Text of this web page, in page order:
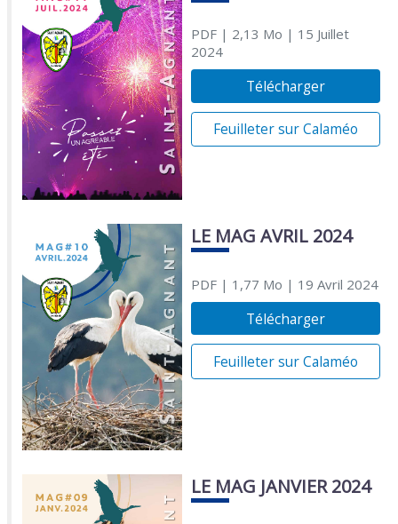
PDF| 2,13 Mo | 15 Juillet
2024
Télécharger
Feuilleter sur Calaméo
LE MAG AVRIL 2024
PDF| 1,77 Mo | 19 Avril 2024
Télécharger
Feuilleter sur Calaméo
LE MAG JANVIER 2024